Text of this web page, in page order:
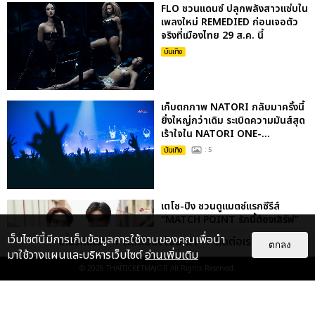
FLO ชวนแดนซ์ ปลุกพลังสาวแซ่บใน
เพลงใหม่ REMEDIED ก่อนเจอตัว
จริงที่เมืองไทย 29 ส.ค. นี้
บันเทิง
เก็บตกภาพ NATORI กลับมาครั้งนี้
ยิ่งใหญ่กว่าเดิม ระเบิดความมันส์สุด
เร้าใจใน NATORI ONE-...
บันเทิง : 5
เตโช-ปิง ชวนดูแมตซ์แรกซีรีส์
“MATCH POINT รักนี้ต้องเสิร์ฟ”
พร้อมชมโชว์พิเศษ กดบัตร 19...
บันเทิง
เกี่ยวกับเรา ติดต่อลงโฆษณา ติดต่อเรา
© 2026 THAITICKETMAJOR All Rights Reserved.
เว็บไซต์นี้มีการเก็บข้อมูลการใช้งานของคุณเพื่อนำ
มาใช้วางแผนและบริหารเว็บไซต์อ่านเพิ่มเติม
ตกลง